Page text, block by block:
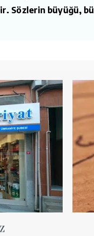
Sözlerin büyüğü,